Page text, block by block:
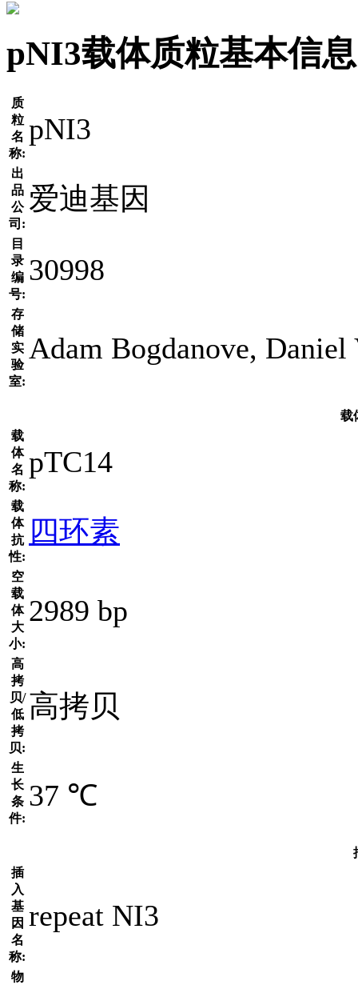
pNI3载体质粒基本信息
质
粒
名
称:
pNI3
出
品
公
司:
爱迪基因
目
录
编
号:
30998
存
储
实
验
室:
Adam Bogdanove, Daniel
载
载
体
名
称:
pTC14
载
体
抗
性:
四环素
空
载
体
大
小:
2989 bp
高
拷
贝/
低
拷
贝:
高拷贝
生
长
条
件:
37 ℃
插
入
基
因
名
称:
repeat NI3
物